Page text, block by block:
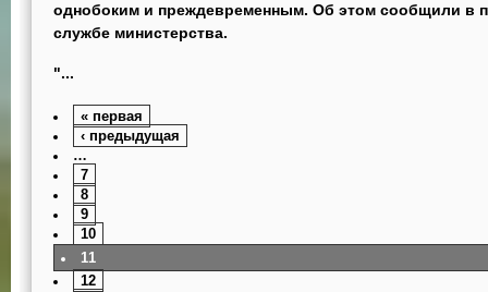
однобоким и преждевременным. Об этом сообщили в
службе министерства.
"...
« первая
‹ предыдущая
…
7
8
9
10
11
12